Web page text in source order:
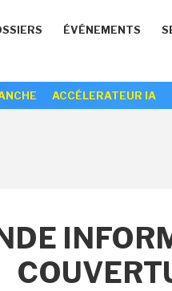
ÉVÉNEMENTS
ACCÉLERATEUR IA